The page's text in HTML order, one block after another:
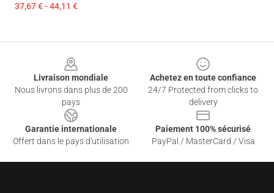
37,67 € - 44,11 €
Livraison mondiale
Nous livrons dans plus de 200
pays
Achetez en toute confiance
24/7 Protected from clicks to
delivery
Garantie internationale
Offert dans le pays d'utilisation
Paiement 100% sécurisé
PayPal / MasterCard / Visa